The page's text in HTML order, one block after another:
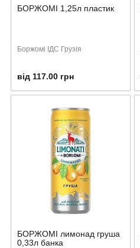
БОРЖОМІ 1,25л пластик
Боржомі ІДС Грузія
від 117.00 грн
БОРЖОМІ лимонад груша
0,33л банка